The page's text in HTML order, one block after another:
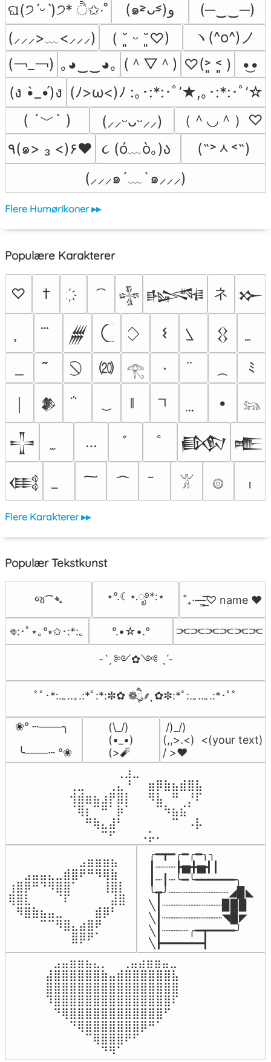
ଘ(੭ˊᵕˋ)੭* ੈ✩‧˚
(๑˃̵ᴗ˂̵)و
(─‿‿─)
(⸝⸝⸝>﹏<⸝⸝⸝)
( ˘͈ ᵕ ˘͈♡)
ヽ(^o^)ノ
(￢_￢) ｡◕‿‿◕｡ (＾▽＾) ♡(˃͈ ˂͈ )
•͜•
(ง •̀_•́)ง (ﾉ>ω<)ﾉ :｡･:*:･ﾟ’★,｡･:*:･ﾟ’☆
( ´﹀` )
(⸝⸝ᵕᴗᵕ⸝⸝)
（＾◡＾）♡
٩(๑> ₃ <)۶♥
૮ (ó﹏ò｡)ა
(˶˃ᆺ˂˶)
(⸝⸝⸝๑´﹏`๑⸝⸝⸝)
Flere Humørikoner ▸▸
Populære Karakterer
♡ † 𒈔 𒈙 ネ 𒁍
𒁂 𐌔
𒌐
⒇
𓂀 ٠ ﾐ
𒆎 • 𓃬
𒋲 … ﾞ ﾟ 𒁃 𒍫
𒍼 𓀠 𓊗 𓏤
Flere Karakterer ▸▸
Populær Tekstkunst
જ⁀➴ ⋆°.☾⋆.ೃ࿔*:⋆ ˚₊·—̳͟͞͞♡ name ♥️
𖦹:･ﾟ⋆｡°⭒✩･:*:｡ °.•☆•.° ⫘⫘⫘⫘⫘⫘
-ˋˏ ༻✿༺ ˎˊ-
ﾟﾟ･*:.｡..｡.:*ﾟ:*:✼✿ ❁ཻུ۪۪⸙͎ ✿✼:*ﾟ:.｡..｡.:*･ﾟﾟ
❀° ┄───╮
╰───┄ °❀
(\_/)
(•_•)
(>🧨
/)_/)
(,,>.<)  <(your text)
/ >❤️
⠀⠀⠀⠀⠀⠀⢀⣰⣀⠀⠀⠀⠀⠀⠀⠀⠀
⢀⣀⠀⠀⠀⢀⣄⠘⠀⠀⣶⡿⣷⣦⣾⣿⣧
⢺⣾⣶⣦⣰⡟⣿⡇⠀⠀⠻⣧⠀⠛⠀⡘⠏
⠈⢿⡆⠉⠛⠁⡷⠁⠀⠀⠀⠉⠳⣦⣮⠁⠀
⠀⠀⠛⢷⣄⣼⠃⠀⠀⠀⠀⠀⠀⠉⠀⠠⡧
⠀⠀⠀⠀⠉⠋⠀⠀⠀⠠⡥⠄⠀⠀⠀⠀⠀
⠀⠀⠀⠀⠀⠀⠀⠀⠀⣠⣶⣶⣶⣦⠀⠀
⠀⠀⣠⣤⣤⣄⣀⣾⣿⠟⠛⠻⢿⣷⠀
⢰⣿⡿⠛⠙⠻⣿⣿⠁⠀⠀⠀⢸⣿⡇
⢿⣿⣇⠀⠀⠀⠈⠏⠀⠀⠀⠀⠀⣼⣿⠀
⠀⠻⣿⣷⣦⣤⣀⠀⠀⠀⠀⣾⡿⠃⠀
⠀⠀⠀⠀⠉⠉⠻⣿⣄⣴⣿⠟⠀⠀⠀
⠀⠀⠀⠀⠀⠀⠀⠀⣿⡿⠟⠁⠀⠀⠀⠀
╭━┳━╭━╭━╮╮
┃┈┈┈┣▅╋▅┫┃
┃┈┃┈╰━╰━━━━━━╮
╰┳╯┈┈┈┈┈┈┈┈┈◢▉◣
╲┃┈┈┈┈┈┈┈┈┈▉▉▉
╲┃┈┈┈┈┈┈┈┈┈◥▉◤
╲┃┈┈┈┈╭━┳━━━━╯
╲┣━━━━━━┫﻿
⠀⣠⣤⣶⣶⣦⣄⡀  ⠀⢀⣤⣴⣶⣶⣤⣀⠀
⣼⣿⣿⣿⣿⣿⣿⣷⣤⣾⣿⣿⣿⣿⣿⣿⣧
⣿⣿⣿⣿⣿⣿⣿⣿⣿⣿⣿⣿⣿⣿⣿⣿⣿
⠹⣿⣿⣿⣿⣿⣿⣿⣿⣿⣿⣿⣿⣿⣿⣿⠏
⠀⠙⢿⣿⣿⣿⣿⣿⣿⣿⣿⣿⣿⣿⣿⠋⠀
⠀⠀⠀⠙⢿⣿⣿⣿⣿⣿⣿⣿⡿⠛⠁⠀⠀
⠀⠀⠀⠀⠀⠉⢿⣿⣿⣿⠟⠋⠀⠀⠀⠀⠀
⠀⠀⠀⠀⠀⠀⠀⠙⠻⠁⠀⠀⠀⠀⠀⠀⠀⠀⠀⠀⠀⠀⠀